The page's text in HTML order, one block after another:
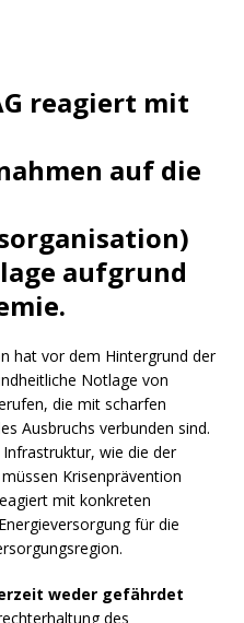
reagiert mit
auf die
aufgrund
hat vor dem Hintergrund der
Notlage von
die mit scharfen
Ausbruchs verbunden sind.
wie die der
Krisenprävention
mit konkreten
für die
weder gefährdet
des